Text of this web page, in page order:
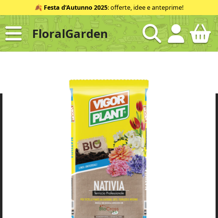
al
contenuto
ID
🍂 Festa d’Autunno 2025: offerte, idee e anteprime!
FloralGarden